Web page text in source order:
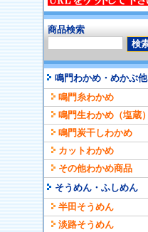
商品検索
鳴門わかめ・めかぶ他
鳴門糸わかめ
鳴門生わかめ（塩蔵）
鳴門炭干しわかめ
カットわかめ
その他わかめ商品
そうめん・ふしめん
半田そうめん
淡路そうめん